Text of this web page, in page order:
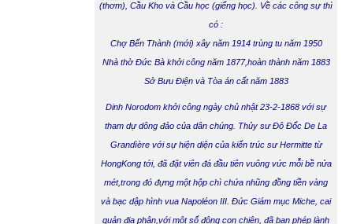
(thơm), Cầu Kho và Cầu học (giếng học). Về các công sự thì
có :
Chợ Bến Thành (mới) xây năm 1914 trùng tu năm 1950
Nhà thờ Đức Bà khởi công năm 1877,hoàn thành năm 1883
Sở Bưu Điện và Tòa án cất năm 1883
Dinh Norodom khởi công ngày chủ nhật 23-2-1868 với sự
tham dự dông đảo của dân chúng. Thủy sư Đô Đốc De La
Grandìère với sự hiện diện của kiến trúc sư Hermitte từ
HongKong tới, đã đặt viên đá đầu tiên vuông vức mỗi bề nửa
mét,trong đó đựng một hộp chì chứa nhũng đồng tiền vàng
và bạc dập hình vua Napoléon III. Đức Giám mục Miche, cai
quản địa phận,với một số đông con chiên, đã ban phép lành